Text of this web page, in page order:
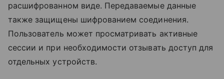
расшифрованном виде. Передаваемые данные
также защищены шифрованием соединения.
Пользователь может просматривать активные
сессии и при необходимости отзывать доступ для
отдельных устройств.